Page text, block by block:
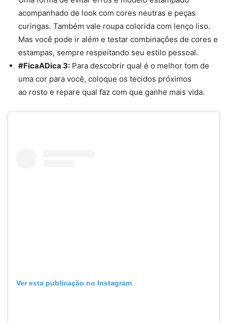
acompanhado de look com cores neutras e peças
curingas. Também vale roupa colorida com lenço liso.
Mas você pode ir além e testar combinações de cores e
estampas, sempre respeitando seu estilo pessoal.
#FicaADica 3: Para descobrir qual é o melhor tom de
uma cor para você, coloque os tecidos próximos
ao rosto e repare qual faz com que ganhe mais vida.
Ver esta publicação no Instagram